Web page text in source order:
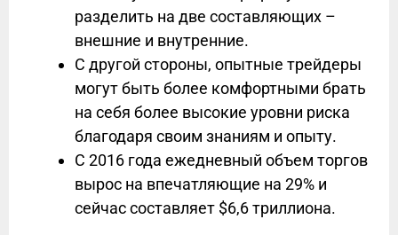
разделить на две составляющих –
внешние и внутренние.
С другой стороны, опытные трейдеры
могут быть более комфортными брать
на себя более высокие уровни риска
благодаря своим знаниям и опыту.
С 2016 года ежедневный объем торгов
вырос на впечатляющие на 29% и
сейчас составляет $6,6 триллиона.